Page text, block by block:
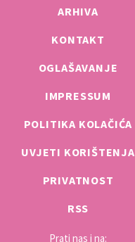
ARHIVA
KONTAKT
OGLAŠAVANJE
IMPRESSUM
POLITIKA KOLAČIĆA
UVJETI KORIŠTENJA
PRIVATNOST
RSS
Prati nas i na: